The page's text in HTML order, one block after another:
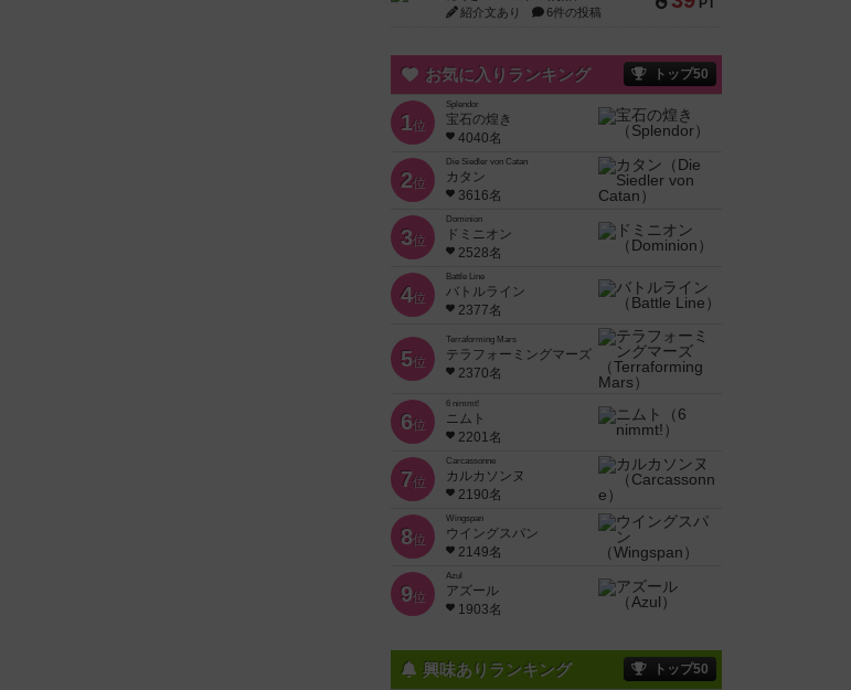
PT
紹介文あり 6件の投稿
お気に入りランキング トップ50
1位
Splendor
宝石の煌き
4040名
2位
Die Siedler von Catan
カタン
3616名
3位
Dominion
ドミニオン
2528名
4位
Battle Line
バトルライン
2377名
5位
Terraforming Mars
テラフォーミングマーズ
2370名
6位
6 nimmt!
ニムト
2201名
7位
Carcassonne
カルカソンヌ
2190名
8位
Wingspan
ウイングスパン
2149名
9位
Azul
アズール
1903名
興味ありランキング トップ50